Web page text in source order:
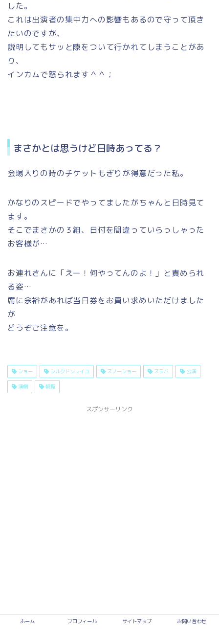
した。
これは出演者の集中力への影響もあるので守って頂き
たいのですが、
説明してもサッと隙をついて行かれてしまうことがあ
り、
インカムで怒られます＾＾；
まさかとは思うけど日時あってる？
会場入りの時のチケットもぎりが得意だった私。
かなりのスピードでやってましたがちゃんと日時見て
ます。
そこでまさかの３組、日付を間違っていらっしゃった
お客様が…
お連れさんに「えー！何やってんのよ！」と責められ
る姿…
席に余裕があれば当日券をお買い求めいただけました
が
どうぞご注意を。
ショー シルクドソレイユ スノーショー スラバ 公演
演劇 観覧
スポンサーリンク
ホーム プロフィール サイトマップ お問い合わせ